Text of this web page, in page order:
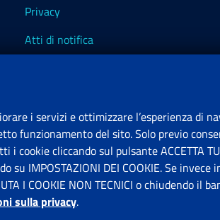
Privacy
Atti di notifica
i servizi e ottimizzare l’esperienza di
funzionamento del sito. Solo previo
i cookie cliccando sul pulsante ACCETTA
su IMPOSTAZIONI DEI COOKIE. Se
I COOKIE NON TECNICI o chiudendo il
sulla privacy.